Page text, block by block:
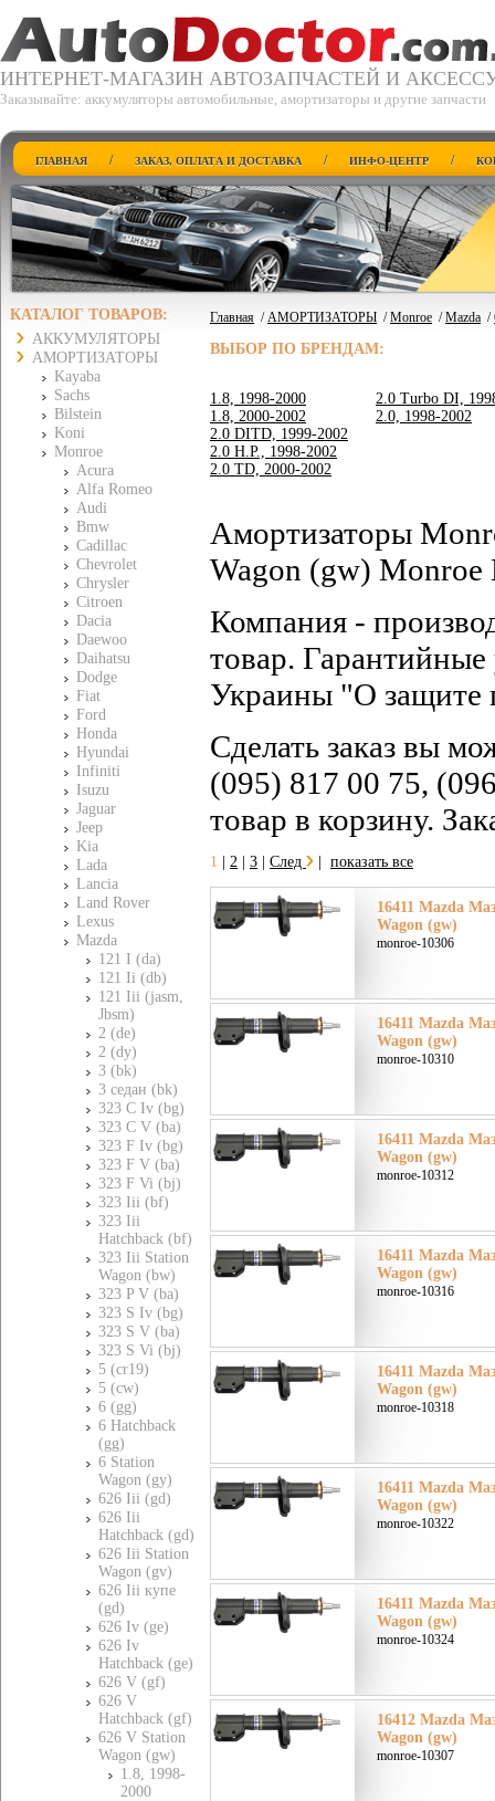
ИНТЕРНЕТ-МАГАЗИН АВТОЗАПЧАСТЕЙ И
Заказывайте: аккумуляторы автомобильные, амортизаторы и другие запчасти
ГЛАВНАЯ / ЗАКАЗ, ОПЛАТА И ДОСТАВКА / ИНФО-ЦЕНТР /
КАТАЛОГ ТОВАРОВ:
АККУМУЛЯТОРЫ
АМОРТИЗАТОРЫ
Kayaba
Sachs
Bilstein
Koni
Monroe
Acura
Alfa Romeo
Audi
Bmw
Cadillac
Chevrolet
Chrysler
Citroen
Dacia
Daewoo
Daihatsu
Dodge
Fiat
Ford
Honda
Hyundai
Infiniti
Isuzu
Jaguar
Jeep
Kia
Lada
Lancia
Land Rover
Lexus
Mazda
121 I (da)
121 Ii (db)
121 Iii (jasm,
Jbsm)
2 (de)
2 (dy)
3 (bk)
3 седан (bk)
323 C Iv (bg)
323 C V (ba)
323 F Iv (bg)
323 F V (ba)
323 F Vi (bj)
323 Iii (bf)
323 Iii
Hatchback (bf)
323 Iii Station
Wagon (bw)
323 P V (ba)
323 S Iv (bg)
323 S V (ba)
323 S Vi (bj)
5 (cr19)
5 (cw)
6 (gg)
6 Hatchback
(gg)
6 Station
Wagon (gy)
626 Iii (gd)
626 Iii
Hatchback (gd)
626 Iii Station
Wagon (gv)
626 Iii купе
(gd)
626 Iv (ge)
626 Iv
Hatchback (ge)
626 V (gf)
626 V
Hatchback (gf)
626 V Station
Wagon (gw)
1.8, 1998-
2000
Главная /АМОРТИЗАТОРЫ /Monroe /Mazda /
ВЫБОР ПО БРЕНДАМ:
1.8, 1998-2000
1.8, 2000-2002
2.0 DITD, 1999-2002
2.0 H.P., 1998-2002
2.0 TD, 2000-2002
2.0 Turbo DI,
2.0, 1998-2002
Амортизаторы
Wagon (gw)
Компания -
товар. Гарантийные
Украины "О защите
Сделать заказ вы
(095) 817 00 75,
товар в корзину.
1 2 3 След показать все
16411 Mazda
Wagon (gw)
monroe-10306
16411 Mazda
Wagon (gw)
monroe-10310
16411 Mazda
Wagon (gw)
monroe-10312
16411 Mazda
Wagon (gw)
monroe-10316
16411 Mazda
Wagon (gw)
monroe-10318
16411 Mazda
Wagon (gw)
monroe-10322
16411 Mazda
Wagon (gw)
monroe-10324
16412 Mazda
Wagon (gw)
monroe-10307